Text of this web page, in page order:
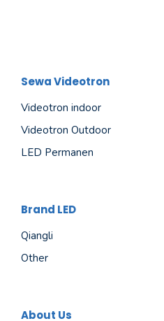
Sewa Videotron
Videotron indoor
Videotron Outdoor
LED Permanen
Brand LED
Qiangli
Other
About Us